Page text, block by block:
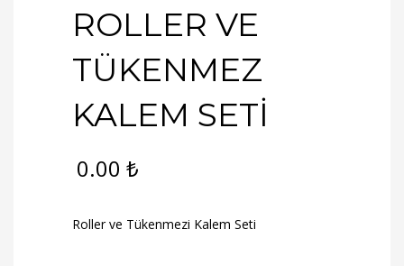
ROLLER VE
TÜKENMEZ
KALEM SETİ
0.00 ₺
Roller ve Tükenmezi Kalem Seti